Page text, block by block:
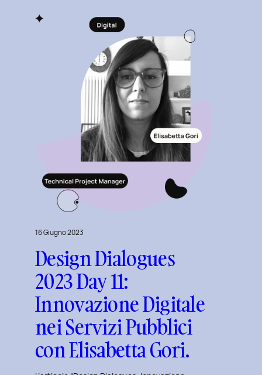
per
gli
studenti
del
Master
in
User
Experience
per
l’Inclusive
Design
16 Giugno 2023
Design Dialogues
2023 Day 11:
Innovazione Digitale
nei Servizi Pubblici
con Elisabetta Gori.